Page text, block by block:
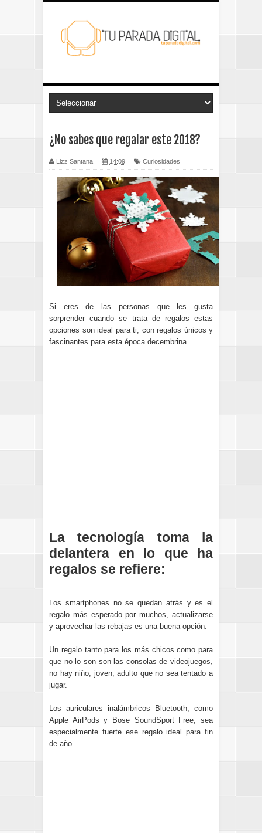
¿No sabes que regalar este 2018?
Lizz Santana 14:09 Curiosidades
Si eres de las personas que les gusta
sorprender cuando se trata de regalos estas
opciones son ideal para ti, con regalos únicos y
fascinantes para esta época decembrina.
La tecnología toma la
delantera en lo que ha
regalos se refiere:
Los smartphones no se quedan atrás y es el
regalo más esperado por muchos, actualizarse
y aprovechar las rebajas es una buena opción.
Un regalo tanto para los más chicos como para
que no lo son son las consolas de videojuegos,
no hay niño, joven, adulto que no sea tentado a
jugar.
Los auriculares inalámbricos Bluetooth, como
Apple AirPods y Bose SoundSport Free, sea
especialmente fuerte ese regalo ideal para fin
de año.